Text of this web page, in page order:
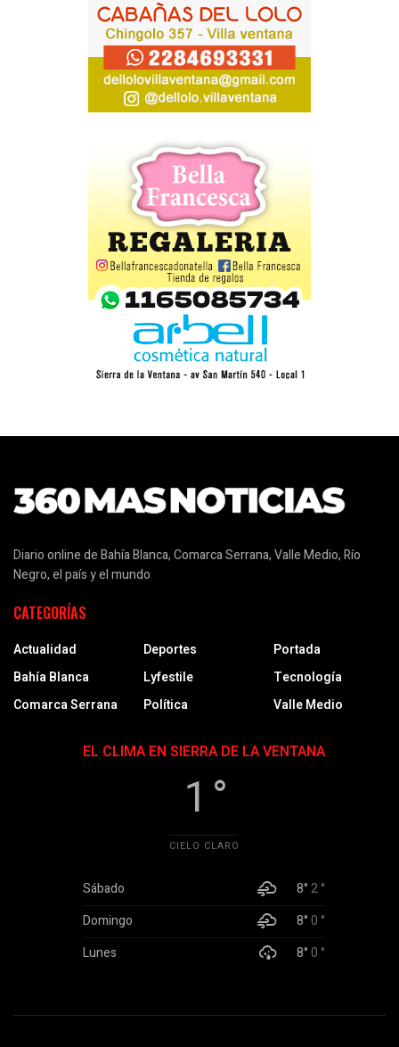
Diario online de Bahía Blanca, Comarca Serrana, Valle Medio, Río
Negro, el país y el mundo
CATEGORÍAS
Actualidad
Bahía Blanca
Comarca Serrana
Deportes
Lyfestile
Política
Portada
Tecnología
Valle Medio
EL CLIMA EN SIERRA DE LA VENTANA
1 °
CIELO CLARO
Sábado 8°2 °
Domingo
8°0 °
Lunes
8°0 °